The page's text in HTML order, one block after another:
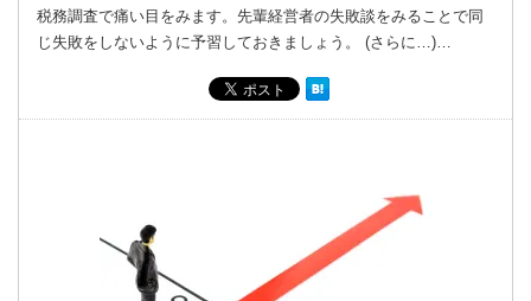
税務調査で痛い目をみます。先輩経営者の失敗談をみることで同
じ失敗をしないように予習しておきましょう。 (さらに…)…